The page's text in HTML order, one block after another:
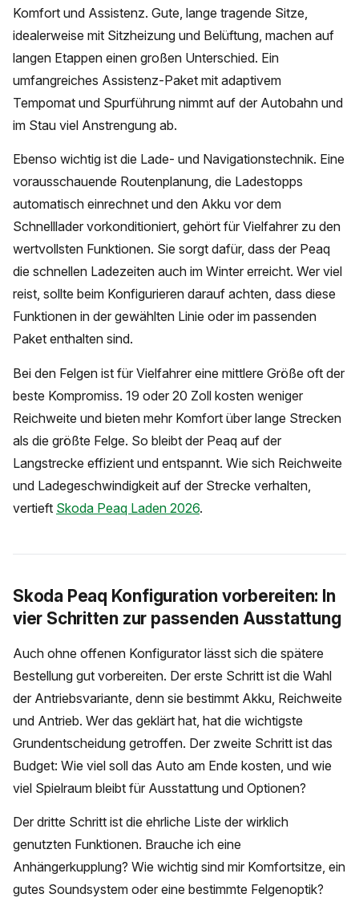
Komfort und Assistenz. Gute, lange tragende Sitze,
idealerweise mit Sitzheizung und Belüftung, machen auf
langen Etappen einen großen Unterschied. Ein
umfangreiches Assistenz-Paket mit adaptivem
Tempomat und Spurführung nimmt auf der Autobahn und
im Stau viel Anstrengung ab.
Ebenso wichtig ist die Lade- und Navigationstechnik. Eine
vorausschauende Routenplanung, die Ladestopps
automatisch einrechnet und den Akku vor dem
Schnelllader vorkonditioniert, gehört für Vielfahrer zu den
wertvollsten Funktionen. Sie sorgt dafür, dass der Peaq
die schnellen Ladezeiten auch im Winter erreicht. Wer viel
reist, sollte beim Konfigurieren darauf achten, dass diese
Funktionen in der gewählten Linie oder im passenden
Paket enthalten sind.
Bei den Felgen ist für Vielfahrer eine mittlere Größe oft der
beste Kompromiss. 19 oder 20 Zoll kosten weniger
Reichweite und bieten mehr Komfort über lange Strecken
als die größte Felge. So bleibt der Peaq auf der
Langstrecke effizient und entspannt. Wie sich Reichweite
und Ladegeschwindigkeit auf der Strecke verhalten,
vertieft Skoda Peaq Laden 2026.
Skoda Peaq Konfiguration vorbereiten: In
vier Schritten zur passenden Ausstattung
Auch ohne offenen Konfigurator lässt sich die spätere
Bestellung gut vorbereiten. Der erste Schritt ist die Wahl
der Antriebsvariante, denn sie bestimmt Akku, Reichweite
und Antrieb. Wer das geklärt hat, hat die wichtigste
Grundentscheidung getroffen. Der zweite Schritt ist das
Budget: Wie viel soll das Auto am Ende kosten, und wie
viel Spielraum bleibt für Ausstattung und Optionen?
Der dritte Schritt ist die ehrliche Liste der wirklich
genutzten Funktionen. Brauche ich eine
Anhängerkupplung? Wie wichtig sind mir Komfortsitze, ein
gutes Soundsystem oder eine bestimmte Felgenoptik?